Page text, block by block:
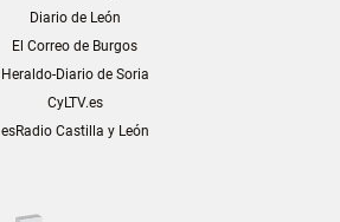
Diario de León
El Correo de Burgos
Heraldo-Diario de Soria
CyLTV.es
esRadio Castilla y León